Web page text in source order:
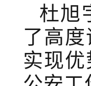
杜旭
了高
实现